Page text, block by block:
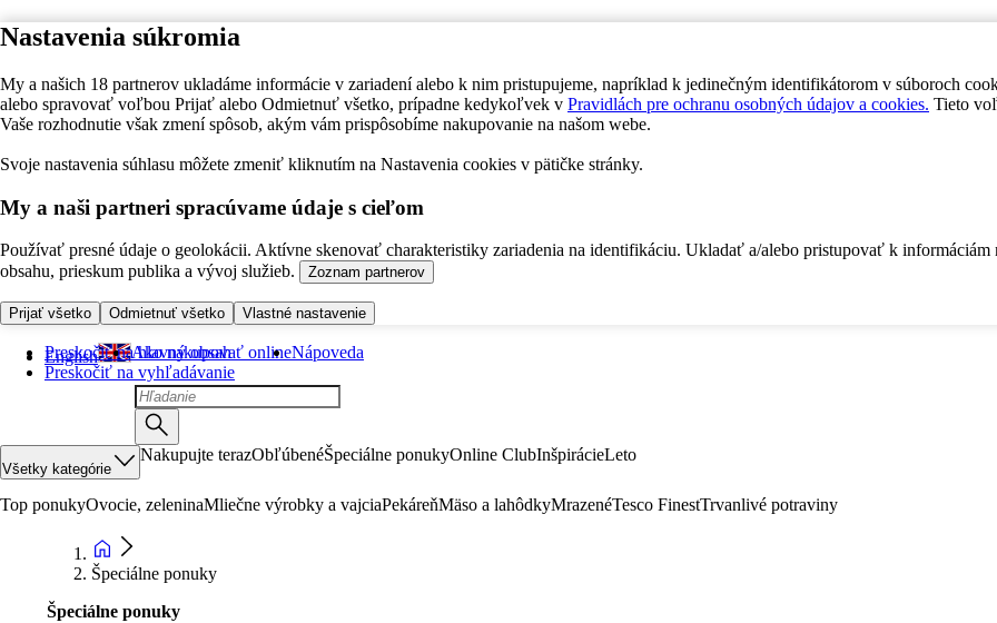
Nastavenia súkromia
My a našich 18 partnerov ukladáme informácie v zariadení alebo k nim pristupujeme, napríklad k jedinečným identifikátorom v súboroch
alebo spravovať voľbou Prijať alebo Odmietnuť všetko, prípadne kedykoľvek v Pravidlách pre ochranu osobných údajov a cookies. Tieto
Vaše rozhodnutie však zmení spôsob, akým vám prispôsobíme nakupovanie na našom webe.
Svoje nastavenia súhlasu môžete zmeniť kliknutím na Nastavenia cookies v pätičke stránky.
My a naši partneri spracúvame údaje s cieľom
Používať presné údaje o geolokácii. Aktívne skenovať charakteristiky zariadenia na identifikáciu. Ukladať a/alebo pristupovať k informáciám
obsahu, prieskum publika a vývoj služieb.
Zoznam partnerov
Prijať všetko Odmietnuť všetko Vlastné nastavenie
Preskočiť na hlavný obsah
Preskočiť na vyhľadávanie
English Ako nakupovať onlineNápoveda
Všetky kategórie
Nakupujte terazObľúbenéŠpeciálne ponukyOnline ClubInšpirácieLeto
Top ponukyOvocie, zeleninaMliečne výrobky a vajciaPekáreňMäso a lahôdkyMrazenéTesco FinestTrvanlivé potraviny
Špeciálne ponuky
Špeciálne ponuky